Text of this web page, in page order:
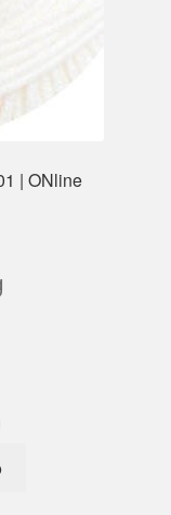
| ONline